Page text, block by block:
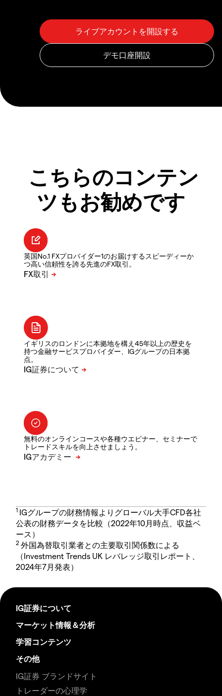
こちらのコンテン
ツもお勧めです
英国No.1 FXプロバイダー1のお届けするスピーディーか
つ高い信頼性を誇る先進のFX取引。
イギリスのロンドンに本拠地を構え45年以上の歴史を
持つ金融サービスプロバイダー、IGグループの日本拠
点。
無料のオンラインコースや各種ウエビナー、セミナーで
トレードスキルを向上させましょう。
1 IGグループの財務情報よりグローバル大手CFD各社
公表の財務データを比較（2022年10月時点、収益ベ
ース）
2 外国為替取引業者との主要取引関係数による
（Investment Trends UK レバレッジ取引レポート、
2024年7月発表）
IG証券について
マーケット情報＆分析
学習コンテンツ
その他
IG証券 ブランドサイト
トレーダーの心理学